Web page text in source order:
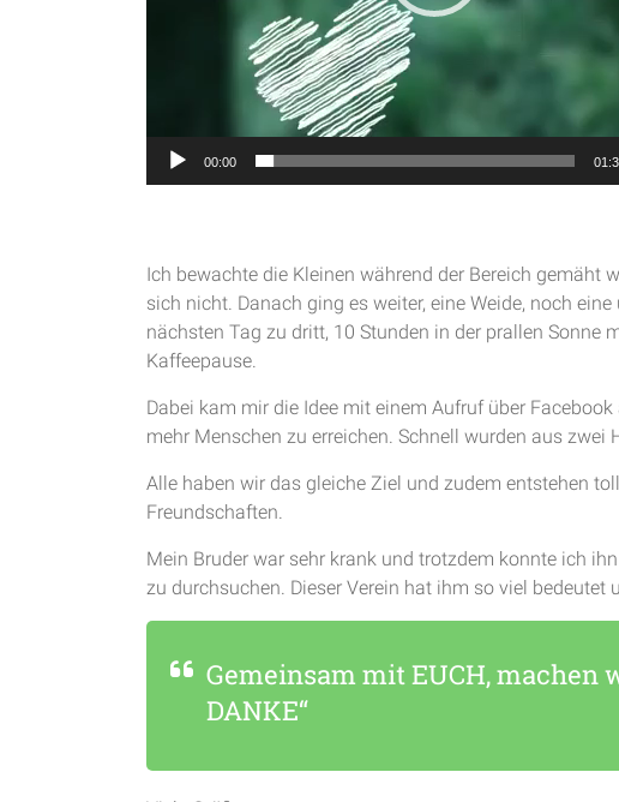
00:00
Ich bewachte die Kleinen während der Bereich gemäht
sich nicht. Danach ging es weiter, eine Weide, noch
nächsten Tag zu dritt, 10 Stunden in der prallen Sonne
Kaffeepause.
Dabei kam mir die Idee mit einem Aufruf über
mehr Menschen zu erreichen. Schnell wurden aus zwei
Alle haben wir das gleiche Ziel und zudem entstehen
Freundschaften.
Mein Bruder war sehr krank und trotzdem konnte ich
zu durchsuchen. Dieser Verein hat ihm so viel bedeutet
Gemeinsam mit EUCH, machen
DANKE“